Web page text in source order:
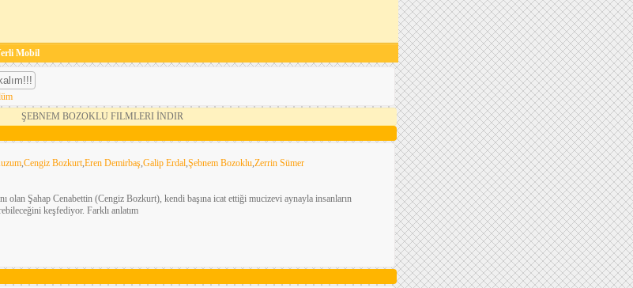
Mobil
ŞEBNEM BOZOKLU FILMLERI İNDIR
,Cengiz Bozkurt,Eren Demirbaş,Galip Erdal,Şebnem Bozoklu,Zerrin Sümer
olan Şahap Cenabettin (Cengiz Bozkurt), kendi başına icat ettiği mucizevi aynayla insanların
keşfediyor. Farklı anlatım